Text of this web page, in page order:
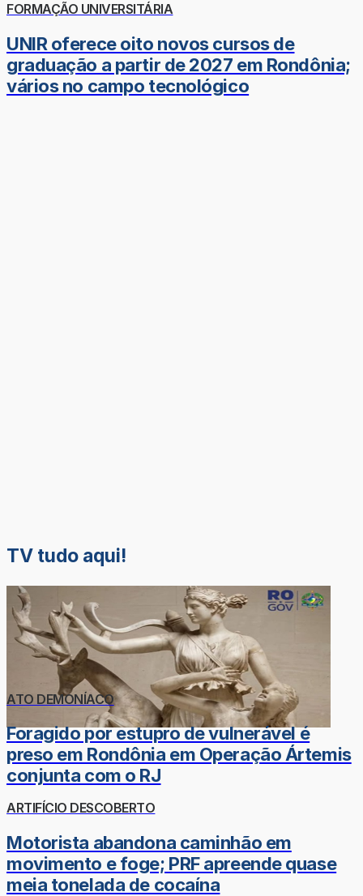
FORMAÇÃO UNIVERSITÁRIA
UNIR oferece oito novos cursos de
graduação a partir de 2027 em Rondônia;
vários no campo tecnológico
TV tudo aqui!
ATO DEMONÍACO
Foragido por estupro de vulnerável é
preso em Rondônia em Operação Ártemis
conjunta com o RJ
ARTIFÍCIO DESCOBERTO
Motorista abandona caminhão em
movimento e foge; PRF apreende quase
meia tonelada de cocaína